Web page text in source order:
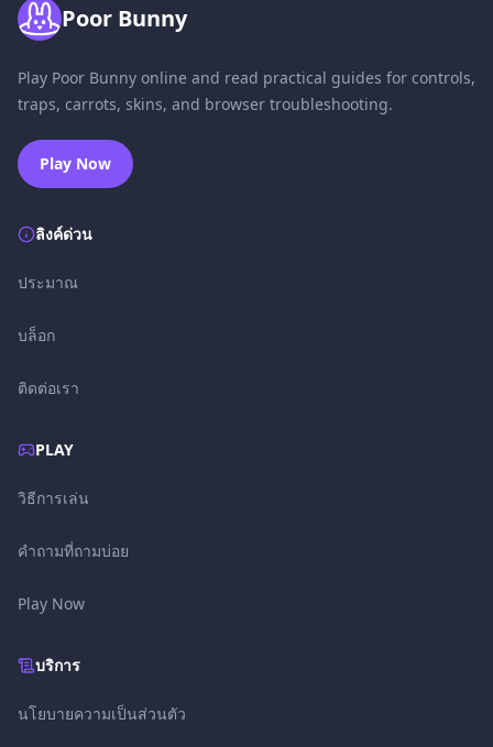
Poor Bunny
Play Poor Bunny online and read practical guides for controls,
traps, carrots, skins, and browser troubleshooting.
Play Now
ลิงค์ด่วน
ประมาณ
บล็อก
ติดต่อเรา
PLAY
วิธีการเล่น
คำถามที่ถามบ่อย
Play Now
บริการ
นโยบายความเป็นส่วนตัว